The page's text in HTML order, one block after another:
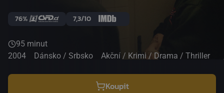
76% 7,3/10
95 minut
2004
Dánsko / Srbsko Akční / Krimi / Drama / Thriller
Koupit